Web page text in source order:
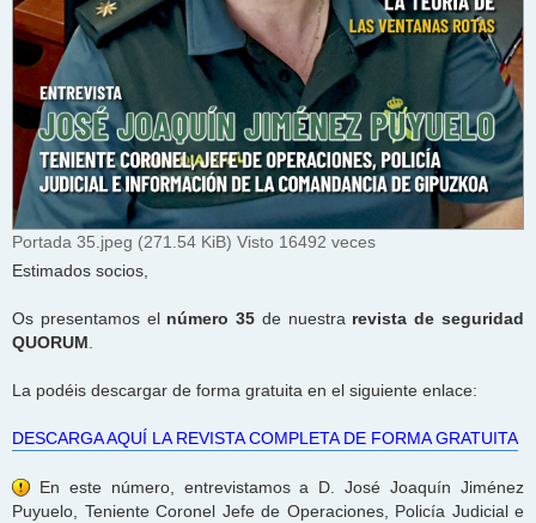
Portada 35.jpeg (271.54 KiB) Visto 16492 veces
Estimados socios,
Os presentamos el número 35 de nuestra revista de seguridad
QUORUM.
La podéis descargar de forma gratuita en el siguiente enlace:
DESCARGA AQUÍ LA REVISTA COMPLETA DE FORMA GRATUITA
En este número, entrevistamos a D. José Joaquín Jiménez
Puyuelo, Teniente Coronel Jefe de Operaciones, Policía Judicial e